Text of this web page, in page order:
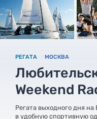
РЕГАТА МОСКВА
Weekend
Регата выходного дня
в удобную спортивную